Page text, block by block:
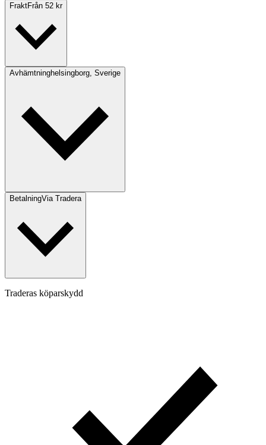
FraktFrån 52 kr
Avhämtninghelsingborg, Sverige
BetalningVia Tradera
Traderas köparskydd